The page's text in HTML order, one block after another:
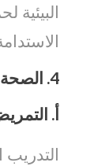
البيئية
4. الصحة
أ.